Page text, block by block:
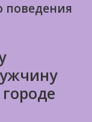
поведения